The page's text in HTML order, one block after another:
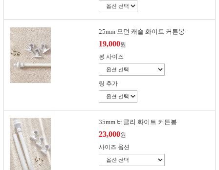
25mm 모던 캐슬 화이트 커튼봉
19,000원
봉 사이즈
링 추가
35mm 버클리 화이트 커튼봉
23,000원
사이즈 옵션